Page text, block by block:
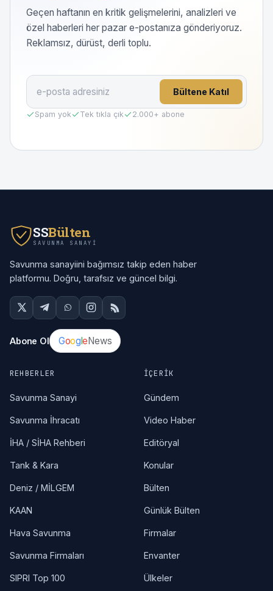
Geçen haftanın en kritik gelişmelerini, analizleri ve
özel haberleri her pazar e-postanıza gönderiyoruz.
Reklamsız, dürüst, derli toplu.
Bültene Katıl
Spam yok Tek tıkla çık 2.000+ abone
SSBülten
SAVUNMA SANAYI
Savunma sanayiini bağımsız takip eden haber
platformu. Doğru, tarafsız ve güncel bilgi.
Abone Ol GoogleNews
REHBERLER
Savunma Sanayi
Savunma İhracatı
İHA / SİHA Rehberi
Tank & Kara
Deniz / MİLGEM
KAAN
Hava Savunma
Savunma Firmaları
SIPRI Top 100
İÇERIK
Gündem
Video Haber
Editöryal
Konular
Bülten
Günlük Bülten
Firmalar
Envanter
Ülkeler